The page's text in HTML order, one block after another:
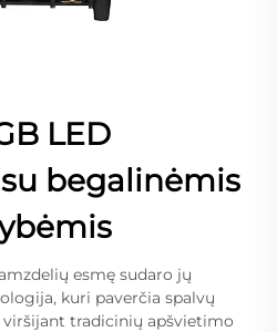
LED
begalinėmis
esmę sudaro jų
kuri paverčia spalvų
tradicinių apšvietimo